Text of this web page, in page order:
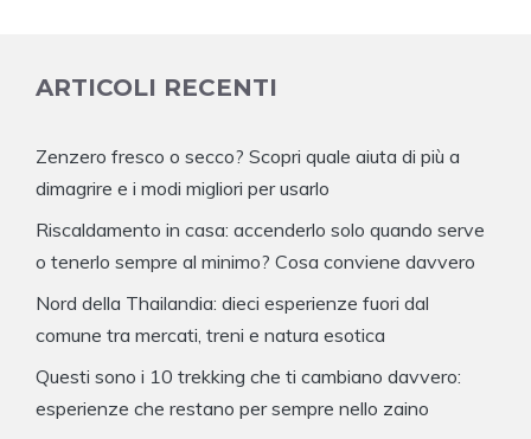
ARTICOLI RECENTI
Zenzero fresco o secco? Scopri quale aiuta di più a
dimagrire e i modi migliori per usarlo
Riscaldamento in casa: accenderlo solo quando serve
o tenerlo sempre al minimo? Cosa conviene davvero
Nord della Thailandia: dieci esperienze fuori dal
comune tra mercati, treni e natura esotica
Questi sono i 10 trekking che ti cambiano davvero:
esperienze che restano per sempre nello zaino